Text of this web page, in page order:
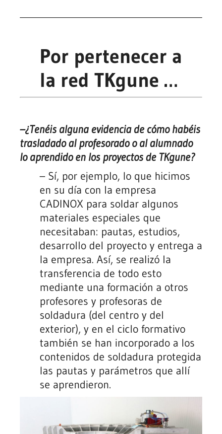
Por pertenecer a
la red TKgune …
–¿Tenéis alguna evidencia de cómo habéis
trasladado al profesorado o al alumnado
lo aprendido en los proyectos de TKgune?
– Sí, por ejemplo, lo que hicimos
en su día con la empresa
CADINOX para soldar algunos
materiales especiales que
necesitaban: pautas, estudios,
desarrollo del proyecto y entrega a
la empresa. Así, se realizó la
transferencia de todo esto
mediante una formación a otros
profesores y profesoras de
soldadura (del centro y del
exterior), y en el ciclo formativo
también se han incorporado a los
contenidos de soldadura protegida
las pautas y parámetros que allí
se aprendieron.